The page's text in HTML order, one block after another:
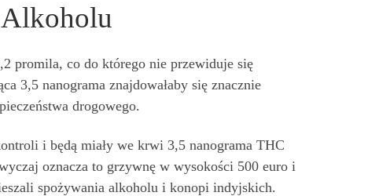
promila, co do którego nie przewiduje się
3,5 nanograma znajdowałaby się znacznie
drogowego.
i będą miały we krwi 3,5 nanograma THC
oznacza to grzywnę w wysokości 500 euro i
spożywania alkoholu i konopi indyjskich.